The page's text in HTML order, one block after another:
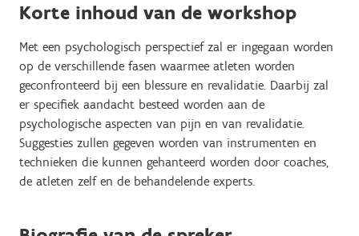
Korte inhoud van de workshop
Met een psychologisch perspectief zal er ingegaan worden
op de verschillende fasen waarmee atleten worden
geconfronteerd bij een blessure en revalidatie. Daarbij zal
er specifiek aandacht besteed worden aan de
psychologische aspecten van pijn en van revalidatie.
Suggesties zullen gegeven worden van instrumenten en
technieken die kunnen gehanteerd worden door coaches,
de atleten zelf en de behandelende experts.